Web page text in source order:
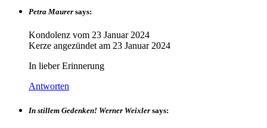
Petra Maurer says:
Kondolenz vom 23 Januar 2024
Kerze angezündet am 23 Januar 2024
In lieber Erinnerung
Antworten
In stillem Gedenken! Werner Weixler says: